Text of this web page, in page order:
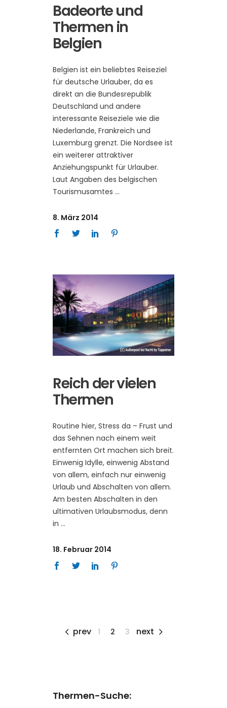
Badeorte und
Thermen in
Belgien
Belgien ist ein beliebtes Reiseziel
für deutsche Urlauber, da es
direkt an die Bundesrepublik
Deutschland und andere
interessante Reiseziele wie die
Niederlande, Frankreich und
Luxemburg grenzt. Die Nordsee ist
ein weiterer attraktiver
Anziehungspunkt für Urlauber.
Laut Angaben des belgischen
Tourismusamtes
8. März 2014
Reich der vielen
Thermen
Routine hier, Stress da – Frust und
das Sehnen nach einem weit
entfernten Ort machen sich breit.
Einwenig Idylle, einwenig Abstand
von allem, einfach nur einwenig
Urlaub und Abschalten von allem.
Am besten Abschalten in den
ultimativen Urlaubsmodus, denn
in
18. Februar 2014
prev 1 2 3 next
Thermen-Suche: